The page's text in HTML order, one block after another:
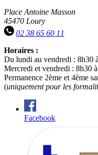
Place Antoine Masson
45470 Loury
02 38 65 60 11
Horaires :
Du lundi au vendredi : 8h30
Mercredi et vendredi : 8h30
Permanence 2ème et 4ème
(uniquement pour les
Facebook